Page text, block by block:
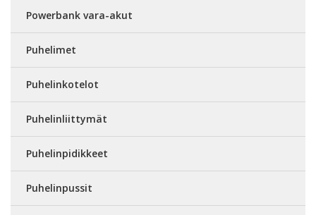
Powerbank vara-akut
Puhelimet
Puhelinkotelot
Puhelinliittymät
Puhelinpidikkeet
Puhelinpussit